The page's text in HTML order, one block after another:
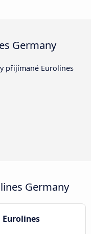
Germany
přijímané Eurolines
Germany